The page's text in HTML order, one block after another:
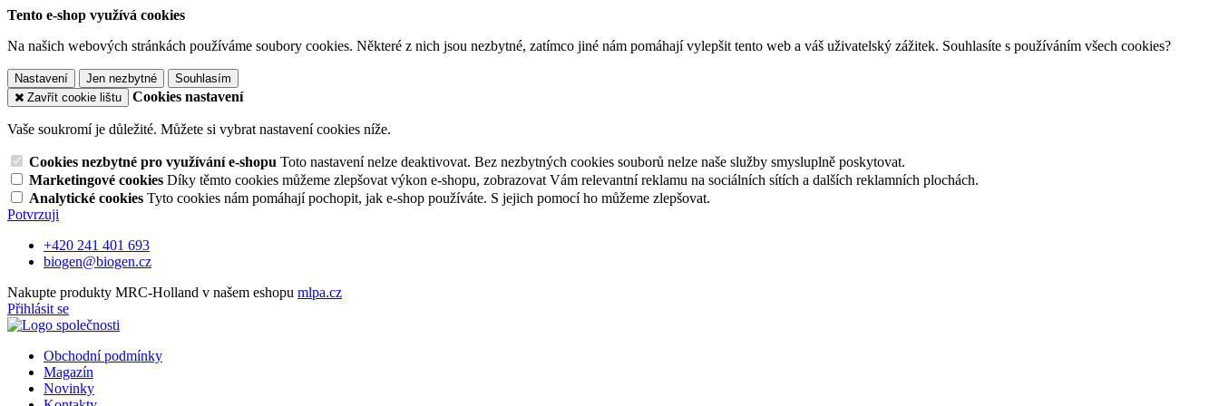
Tento e-shop využívá cookies
Na našich webových stránkách používáme soubory cookies. Některé z nich jsou nezbytné, zatímco jiné nám pomáhají vylepšit tento web a váš uživatelský zážitek. Souhlasíte s používáním všech cookies?
Nastavení Jen nezbytné
Souhlasím
Zavřít cookie lištu
Cookies nastavení
Vaše soukromí je důležité. Můžete si vybrat nastavení cookies níže.
Cookies nezbytné pro využívání e-shopu Toto nastavení nelze deaktivovat. Bez nezbytných cookies souborů nelze naše služby smysluplně poskytovat.
Marketingové cookies Díky těmto cookies můžeme zlepšovat výkon e-shopu, zobrazovat Vám relevantní reklamu na sociálních sítích a dalších reklamních plochách.
Analytické cookies Tyto cookies nám pomáhají pochopit, jak e-shop používáte. S jejich pomocí ho můžeme zlepšovat.
Potvrzuji
+420 241 401 693
biogen@biogen.cz
Nakupte produkty MRC-Holland v našem eshopu mlpa.cz
Přihlásit se
Obchodní podmínky
Magazín
Novinky